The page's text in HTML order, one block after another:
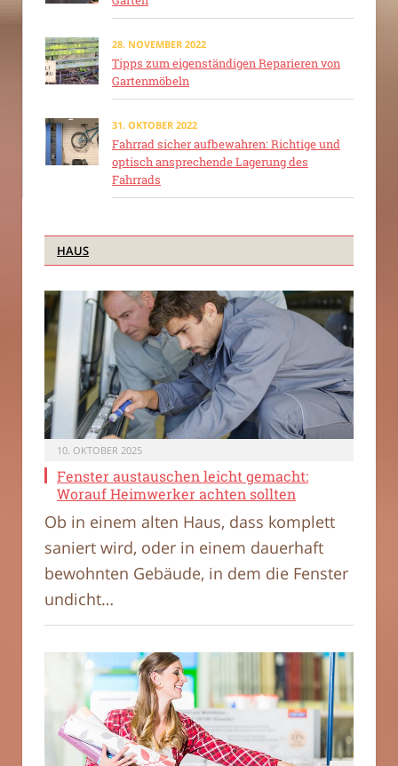
28. NOVEMBER 2022
Tipps zum eigenständigen Reparieren von
Gartenmöbeln
31. OKTOBER 2022
Fahrrad sicher aufbewahren: Richtige und
optisch ansprechende Lagerung des
Fahrrads
HAUS
10. OKTOBER 2025
Fenster austauschen leicht gemacht:
Worauf Heimwerker achten sollten
Ob in einem alten Haus, dass komplett
saniert wird, oder in einem dauerhaft
bewohnten Gebäude, in dem die Fenster
undicht…